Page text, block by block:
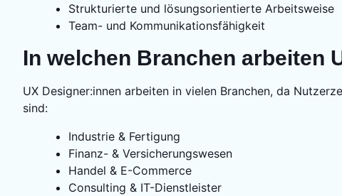
Strukturierte und lösungsorientierte Arbeitsweise
Team- und Kommunikationsfähigkeit
In welchen Branchen arbeiten
UX Designer:innen arbeiten in vielen Branchen, da
sind:
Industrie & Fertigung
Finanz- & Versicherungswesen
Handel & E-Commerce
Consulting & IT-Dienstleister